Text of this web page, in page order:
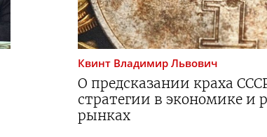
Квинт Владимир Львович
О предсказании краха
стратегии в экономике и
рынках